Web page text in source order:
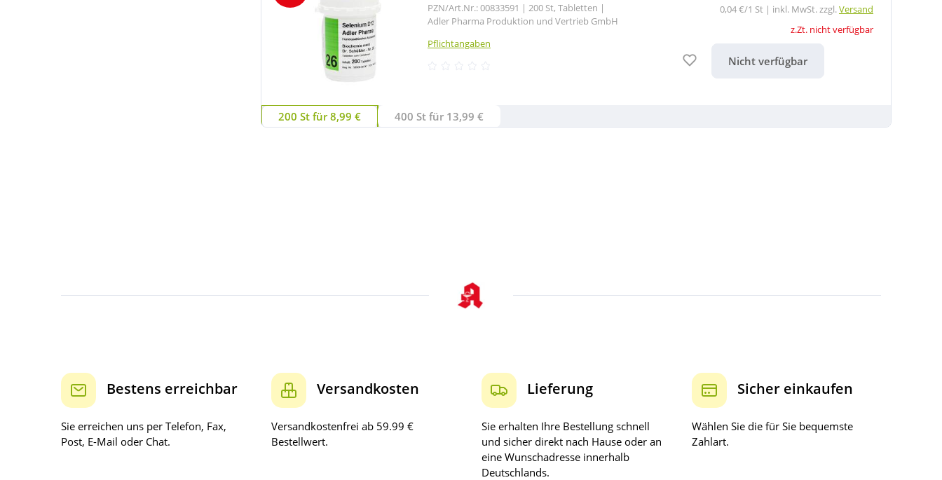
PZN/Art.Nr.: 00833591 | 200 St, Tabletten |
Adler Pharma Produktion und Vertrieb GmbH
Pflichtangaben
0,04 €/1 St | inkl. MwSt. zzgl.Versand
z.Zt. nicht verfügbar
Auf den Merkzettel
Nicht verfügbar
200 St für 8,99 € 400 St für 13,99 €
Bestens erreichbar
Sie erreichen uns per Telefon, Fax,
Post, E-Mail oder Chat.
Versandkosten
Versandkostenfrei ab 59.99 €
Bestellwert.
Lieferung
Sie erhalten Ihre Bestellung schnell
und sicher direkt nach Hause oder an
eine Wunschadresse innerhalb
Deutschlands.
Sicher einkaufen
Wählen Sie die für Sie bequemste
Zahlart.